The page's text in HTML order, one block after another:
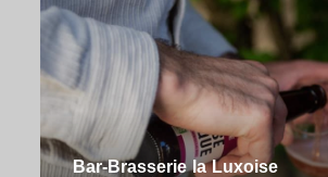
Bar-Brasserie la Luxoise